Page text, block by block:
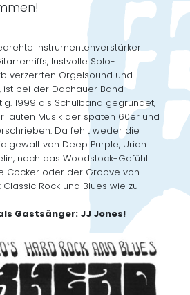
Instrumentenverstärker
lustvolle Solo-
verzerrten Orgelsound und
ist bei der Dachauer Band
1999 als Schulband gegründet,
lauten Musik der späten 60er und
Da fehlt weder die
von Deep Purple, Uriah
noch das Woodstock-Gefühl
Cocker oder der Groove von
Classic Rock und Blues wie zu
Gastsänger: JJ Jones!